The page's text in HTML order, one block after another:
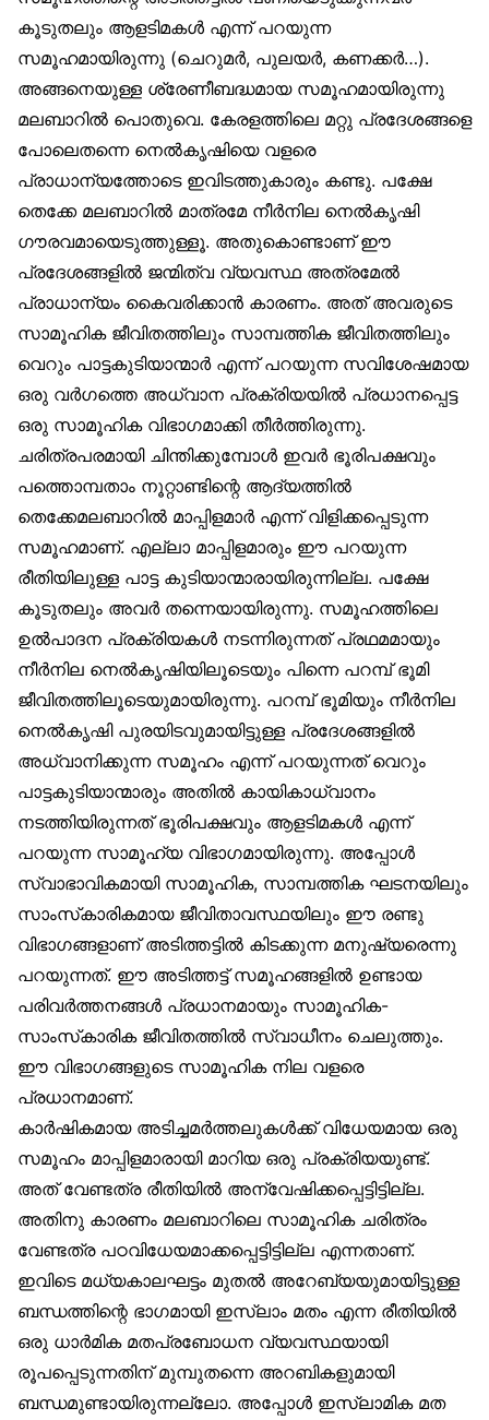
കൂടുതലും ആളടിമകൾ എന്ന് പറയുന്ന
സമൂഹമായിരുന്നു (ചെറുമർ, പുലയർ, കണക്കർ…).
അങ്ങനെയുള്ള ശ്രേണീബദ്ധമായ സമൂഹമായിരുന്നു
മലബാറിൽ പൊതുവെ. കേരളത്തിലെ മറ്റു പ്രദേശങ്ങളെ
പോലെതന്നെ നെൽകൃഷിയെ വളരെ
പ്രാധാന്യത്തോടെ ഇവിടത്തുകാരും കണ്ടു. പക്ഷേ
തെക്കേ മലബാറിൽ മാത്രമേ നീർനില നെൽകൃഷി
ഗൗരവമായെടുത്തുള്ളൂ. അതുകൊണ്ടാണ് ഈ
പ്രദേശങ്ങളിൽ ജന്മിത്വ വ്യവസ്ഥ അത്രമേൽ
പ്രാധാന്യം കൈവരിക്കാൻ കാരണം. അത് അവരുടെ
സാമൂഹിക ജീവിതത്തിലും സാമ്പത്തിക ജീവിതത്തിലും
വെറും പാട്ടകുടിയാന്മാർ എന്ന് പറയുന്ന സവിശേഷമായ
ഒരു വർഗത്തെ അധ്വാന പ്രക്രിയയിൽ പ്രധാനപ്പെട്ട
ഒരു സാമൂഹിക വിഭാഗമാക്കി തീർത്തിരുന്നു.
ചരിത്രപരമായി ചിന്തിക്കുമ്പോൾ ഇവർ ഭൂരിപക്ഷവും
പത്തൊമ്പതാം നൂറ്റാണ്ടിന്റെ ആദ്യത്തിൽ
തെക്കേമലബാറിൽ മാപ്പിളമാർ എന്ന് വിളിക്കപ്പെടുന്ന
സമൂഹമാണ്. എല്ലാ മാപ്പിളമാരും ഈ പറയുന്ന
രീതിയിലുള്ള പാട്ട കുടിയാന്മാരായിരുന്നില്ല. പക്ഷേ
കൂടുതലും അവർ തന്നെയായിരുന്നു. സമൂഹത്തിലെ
ഉൽപാദന പ്രക്രിയകൾ നടന്നിരുന്നത് പ്രഥമമായും
നീർനില നെൽകൃഷിയിലൂടെയും പിന്നെ പറമ്പ് ഭൂമി
ജീവിതത്തിലൂടെയുമായിരുന്നു. പറമ്പ് ഭൂമിയും നീർനില
നെൽകൃഷി പുരയിടവുമായിട്ടുള്ള പ്രദേശങ്ങളിൽ
അധ്വാനിക്കുന്ന സമൂഹം എന്ന് പറയുന്നത് വെറും
പാട്ടകുടിയാന്മാരും അതിൽ കായികാധ്വാനം
നടത്തിയിരുന്നത് ഭൂരിപക്ഷവും ആളടിമകൾ എന്ന്
പറയുന്ന സാമൂഹ്യ വിഭാഗമായിരുന്നു. അപ്പോൾ
സ്വാഭാവികമായി സാമൂഹിക, സാമ്പത്തിക ഘടനയിലും
സാംസ്‌കാരികമായ ജീവിതാവസ്ഥയിലും ഈ രണ്ടു
വിഭാഗങ്ങളാണ് അടിത്തട്ടിൽ കിടക്കുന്ന മനുഷ്യരെന്നു
പറയുന്നത്. ഈ അടിത്തട്ട് സമൂഹങ്ങളിൽ ഉണ്ടായ
പരിവർത്തനങ്ങൾ പ്രധാനമായും സാമൂഹിക-
സാംസ്‌കാരിക ജീവിതത്തിൽ സ്വാധീനം ചെലുത്തും.
ഈ വിഭാഗങ്ങളുടെ സാമൂഹിക നില വളരെ
പ്രധാനമാണ്.
കാർഷികമായ അടിച്ചമർത്തലുകൾക്ക് വിധേയമായ ഒരു
സമൂഹം മാപ്പിളമാരായി മാറിയ ഒരു പ്രക്രിയയുണ്ട്.
അത് വേണ്ടത്ര രീതിയിൽ അന്വേഷിക്കപ്പെട്ടിട്ടില്ല.
അതിനു കാരണം മലബാറിലെ സാമൂഹിക ചരിത്രം
വേണ്ടത്ര പഠവിധേയമാക്കപ്പെട്ടിട്ടില്ല എന്നതാണ്.
ഇവിടെ മധ്യകാലഘട്ടം മുതൽ അറേബ്യയുമായിട്ടുള്ള
ബന്ധത്തിന്റെ ഭാഗമായി ഇസ്‌ലാം മതം എന്ന രീതിയിൽ
ഒരു ധാർമിക മതപ്രബോധന വ്യവസ്ഥയായി
രൂപപ്പെടുന്നതിന് മുമ്പുതന്നെ അറബികളുമായി
ബന്ധമുണ്ടായിരുന്നല്ലോ. അപ്പോൾ ഇസ്‌ലാമിക മത